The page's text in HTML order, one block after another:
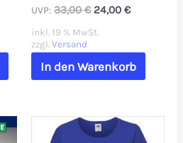
Dieses
Produkt
mehrere
Varianten
UVP: 33,00€ Ursprünglicher
war:
33,00 €
24,00 €Aktueller
24,00 €.
inkl. 19 % MwSt.
zzgl. Versand
In den Warenkorb